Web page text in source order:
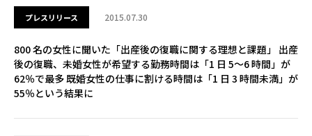
プレスリリース 2015.07.30
800 名の女性に聞いた「出産後の復職に関する理想と課題」 出産
後の復職、未婚女性が希望する勤務時間は「1 日 5～6 時間」が
62％で最多 既婚女性の仕事に割ける時間は「1 日 3 時間未満」が
55％という結果に